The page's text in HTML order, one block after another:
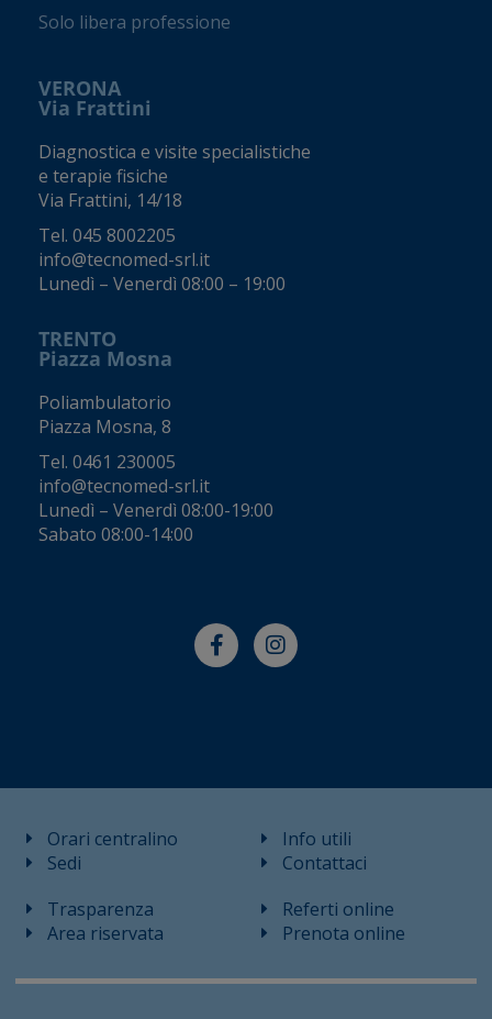
Solo libera professione
VERONA
Via Frattini
Diagnostica e visite specialistiche
e terapie fisiche
Via Frattini, 14/18
Tel. 045 8002205
info@tecnomed-srl.it
Lunedì – Venerdì 08:00 – 19:00
TRENTO
Piazza Mosna
Poliambulatorio
Piazza Mosna, 8
Tel. 0461 230005
info@tecnomed-srl.it
Lunedì – Venerdì 08:00-19:00
Sabato 08:00-14:00
Orari centralino
Sedi
Info utili
Contattaci
Trasparenza
Area riservata
Referti online
Prenota online